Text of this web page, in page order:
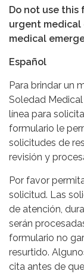
Do not use this
urgent medical
medical
Español
Para brindar un
Soledad
línea para
formulario le
solicitudes de
revisión y
Por favor
solicitud. Las
de atención,
serán
formulario no
resurtido.
cita antes de